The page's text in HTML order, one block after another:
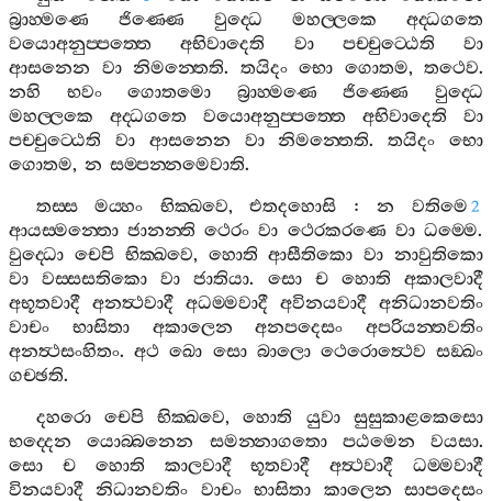
බ්‍රාහ‍්මණෙ
ජිණ‍්ණෙ වුද‍්ධෙ මහල‍්ලකෙ
අද‍්ධගතෙ
වයොඅනුප‍්පත‍්තෙ
අභිවාදෙති වා පච‍්චුට‍්ඨෙති
වා
ආසනෙන
වා නිමන‍්තෙති. තයිදං භො ගොතම, තථෙව.
නහි
භවං ගොතමො බ්‍රාහ‍්මණෙ ජිණ‍්ණෙ
වුද‍්ධෙ
මහල‍්ලකෙ
අද‍්ධගතෙ වයොඅනුප‍්පත‍්තෙ අභිවාදෙති
වා
පච‍්චුට‍්ඨෙති
වා ආසනෙන වා නිමන‍්තෙති.තයිදං
භො
ගොතම, න සම‍්පන‍්නමෙවාති.
තස‍්ස
මය‍්හං භික‍්ඛවෙ,එතදහොසි :න වතිමෙ 2
ආයස‍්මන‍්තො ජානන‍්ති ථෙරං වා ථෙරකරණෙ වා ධම‍්මෙ.
වුද‍්ධො චෙපි භික‍්ඛවෙ, හොති ආසීතිකො වා නාවුතිකො
වා
වස‍්සසතිකො වා ජාතියා. සො ච හොති
අකාලවාදී
අභූතවාදී අනත්‍ථවාදී අධම‍්මවාදී අවිනයවාදී අනිධානවතිං
වාචං
භාසිතා අකාලෙන අනපදෙසං
අපරියන‍්තවතිං
අනත්‍ථසංහිතං.අථ ඛො සො බාලො ථෙරොත්‍ථෙව සඞ‍්ඛං
ගච‍්ඡති.
දහරො
චෙපි භික‍්ඛවෙ,හොති යුවා
සුසුකාළකෙසො
භද‍්දෙන
යොබ‍්බනෙන සමන‍්නාගතො පඨමෙන වයසා.
සො
ච හොති කාලවාදී භූතවාදී අත්‍ථවාදී
ධම‍්මවාදී
විනයවාදී
නිධානවතිං වාචං භාසිතා කාලෙන
සාපදෙසං